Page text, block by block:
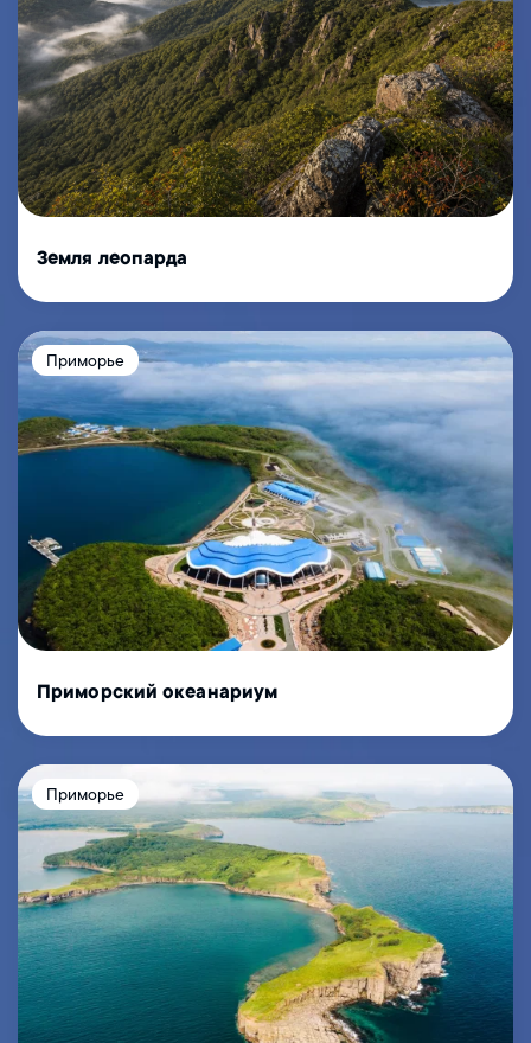
Земля леопарда
Приморский океанариум
Приморье
Приморье